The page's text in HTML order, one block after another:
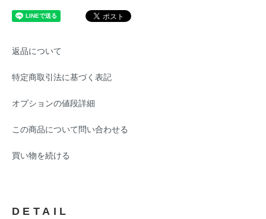
返品について
特定商取引法に基づく表記
オプションの値段詳細
この商品について問い合わせる
買い物を続ける
DETAIL